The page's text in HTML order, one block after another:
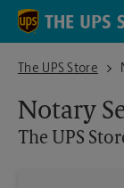
Skip to content
Return to Nav
The UPS Store
The UPS Store S
Notary
The UPS